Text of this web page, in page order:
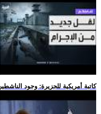
.. كاتبة أمريكية للجزيرة: وجود